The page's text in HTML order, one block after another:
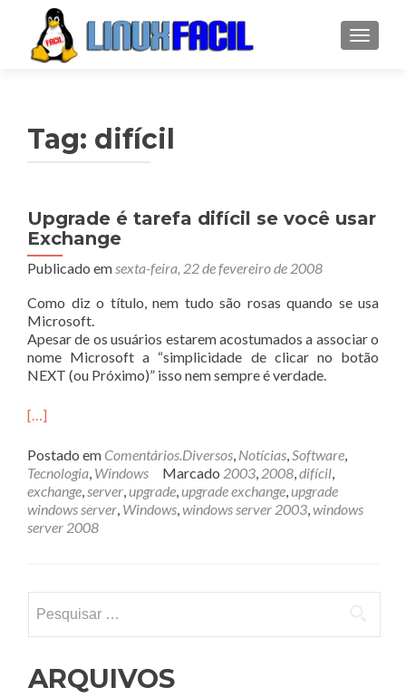
Tag: difícil
Upgrade é tarefa difícil se você usar
Exchange
Publicado emsexta-feira, 22 de fevereiro de 2008
Como diz o título, nem tudo são rosas quando se usa
Microsoft.
Apesar de os usuários estarem acostumados a associar o
nome Microsoft a “simplicidade de clicar no botão
NEXT (ou Próximo)” isso nem sempre é verdade.
[…]
Postado em Comentários.Diversos, Notícias,Software,
Tecnologia, Windows Marcado 2003, 2008,difícil,
exchange,server,upgrade,upgrade exchange,upgrade
windows server, Windows,windows server 2003,windows
server 2008
por:
ARQUIVOS